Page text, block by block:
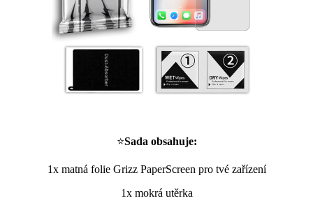
⭐Sada obsahuje:
1x matná folie Grizz PaperScreen pro tvé zařízení
1x mokrá utěrka